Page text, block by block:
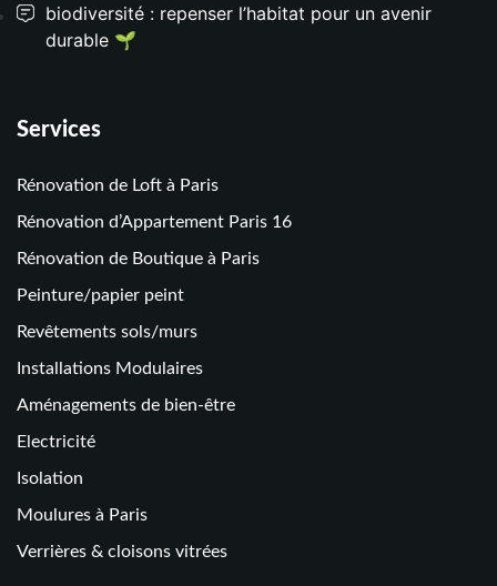
biodiversité : repenser l’habitat pour un avenir
durable 🌱
Services
Rénovation de Loft à Paris
Rénovation d’Appartement Paris 16
Rénovation de Boutique à Paris
Peinture/papier peint
Revêtements sols/murs
Installations Modulaires
Aménagements de bien-être
Electricité
Isolation
Moulures à Paris
Verrières & cloisons vitrées